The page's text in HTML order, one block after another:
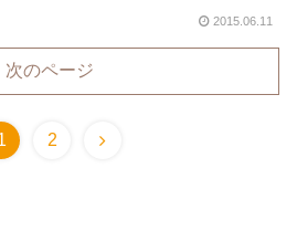
2015.06.11
次のページ
2